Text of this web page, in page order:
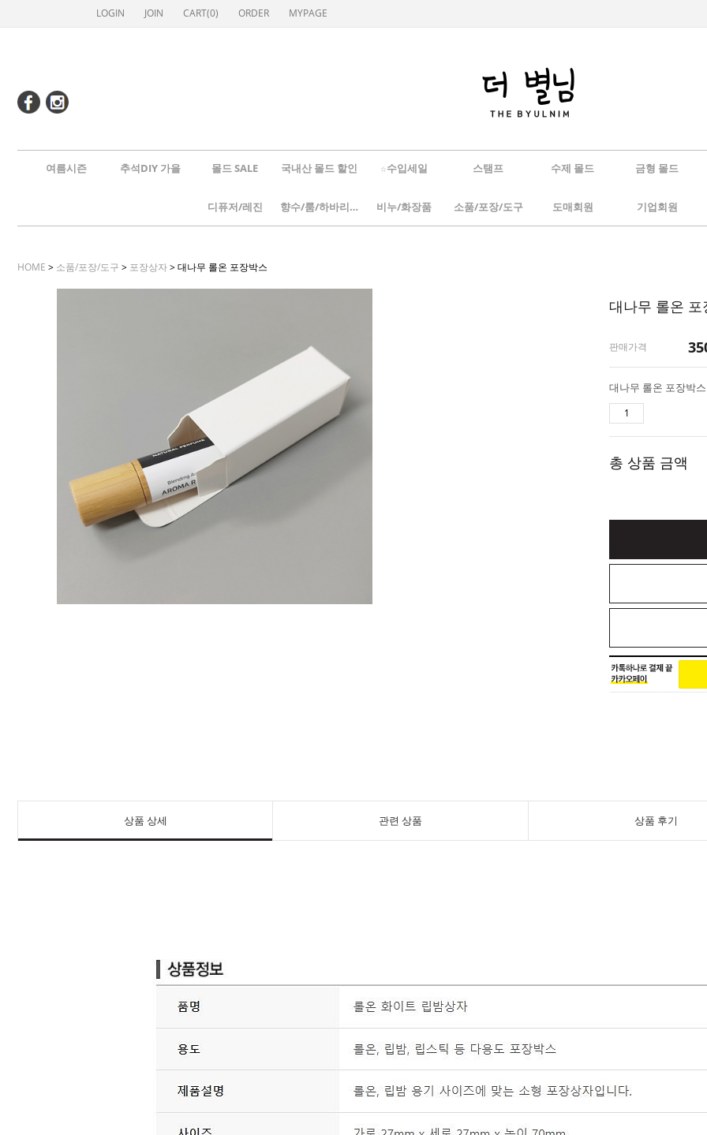
LOGIN JOIN CART(0) ORDER MYPAGE
여름시즌 추석DIY 가을 몰드 SALE 국내산 몰드 할인 ☆수입세일 스탬프 수제 몰드 금형 몰드
디퓨저/레진 향수/룸/하바리움 비누/화장품 소품/포장/도구 도매회원 기업회원
HOME > 소품/포장/도구 > 포장상자> 대나무 롤온 포장박스
대나무 롤온 포
판매가격
대나무 롤온 포장박스
총 상품 금액
상품 상세 관련 상품 상품 후기